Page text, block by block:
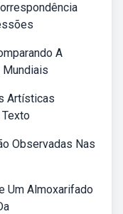
A
Artísticas
Texto
Observadas Nas
Um Almoxarifado